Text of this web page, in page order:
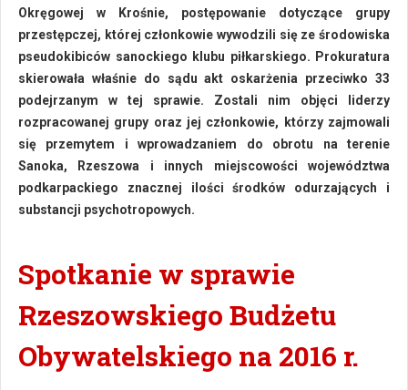
Okręgowej w Krośnie, postępowanie dotyczące grupy
przestępczej, której członkowie wywodzili się ze środowiska
pseudokibiców sanockiego klubu piłkarskiego. Prokuratura
skierowała właśnie do sądu akt oskarżenia przeciwko 33
podejrzanym w tej sprawie. Zostali nim objęci liderzy
rozpracowanej grupy oraz jej członkowie, którzy zajmowali
się przemytem i wprowadzaniem do obrotu na terenie
Sanoka, Rzeszowa i innych miejscowości województwa
podkarpackiego znacznej ilości środków odurzających i
substancji psychotropowych.
Spotkanie w sprawie
Rzeszowskiego Budżetu
Obywatelskiego na 2016 r.